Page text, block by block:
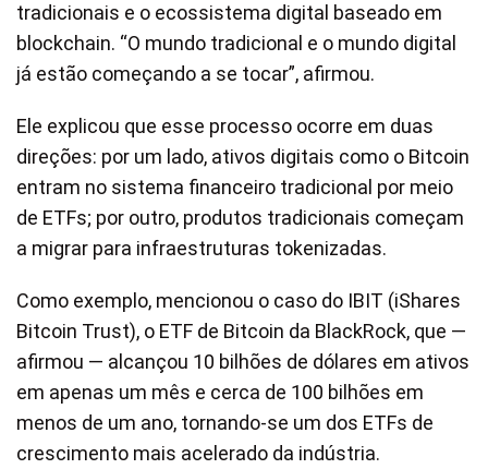
tradicionais e o ecossistema digital baseado em
blockchain. “O mundo tradicional e o mundo digital
já estão começando a se tocar”, afirmou.
Ele explicou que esse processo ocorre em duas
direções: por um lado, ativos digitais como o Bitcoin
entram no sistema financeiro tradicional por meio
de ETFs; por outro, produtos tradicionais começam
a migrar para infraestruturas tokenizadas.
Como exemplo, mencionou o caso do IBIT (iShares
Bitcoin Trust), o ETF de Bitcoin da BlackRock, que —
afirmou — alcançou 10 bilhões de dólares em ativos
em apenas um mês e cerca de 100 bilhões em
menos de um ano, tornando-se um dos ETFs de
crescimento mais acelerado da indústria.